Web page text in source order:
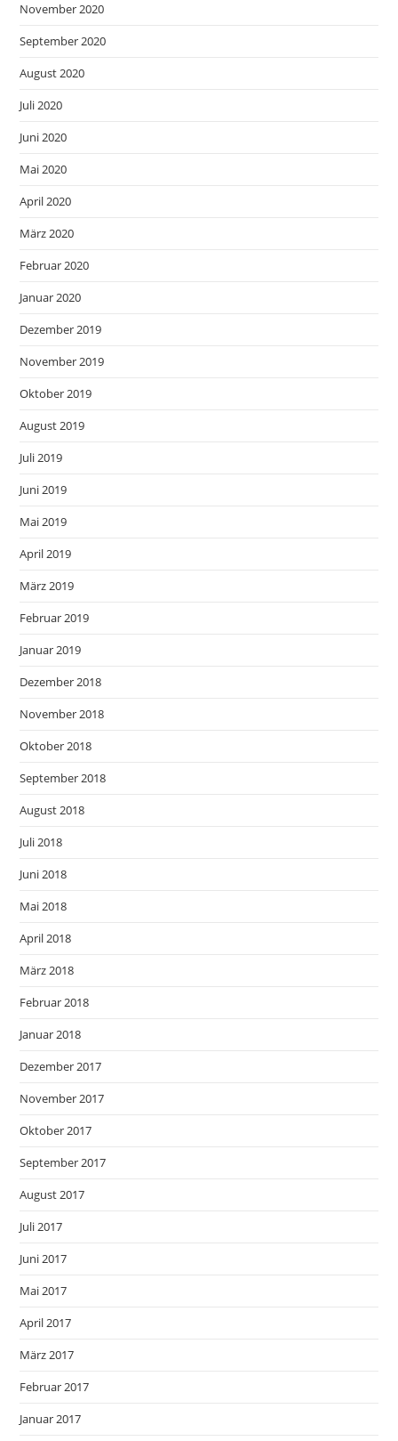
November 2020
September 2020
August 2020
Juli 2020
Juni 2020
Mai 2020
April 2020
März 2020
Februar 2020
Januar 2020
Dezember 2019
November 2019
Oktober 2019
August 2019
Juli 2019
Juni 2019
Mai 2019
April 2019
März 2019
Februar 2019
Januar 2019
Dezember 2018
November 2018
Oktober 2018
September 2018
August 2018
Juli 2018
Juni 2018
Mai 2018
April 2018
März 2018
Februar 2018
Januar 2018
Dezember 2017
November 2017
Oktober 2017
September 2017
August 2017
Juli 2017
Juni 2017
Mai 2017
April 2017
März 2017
Februar 2017
Januar 2017